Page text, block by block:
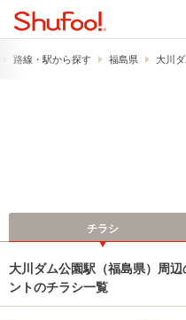
路線・駅から探す 福島県 大川
チラシ
大川ダム公園駅（福島県）周
ントのチラシ一覧